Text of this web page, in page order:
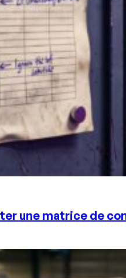
une matrice de